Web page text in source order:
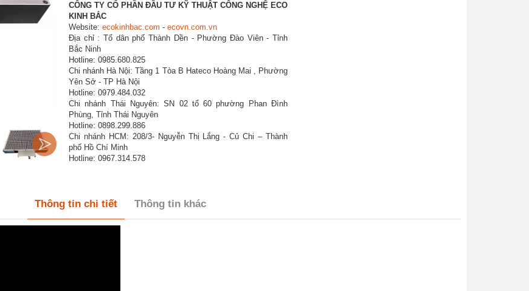
CÔNG TY CỔ PHẦN ĐẦU TƯ KỸ THUẬT CÔNG NGHỆ ECO
KINH BẮC
Website: ecokinhbac.com - ecovn.com.vn
Địa chỉ : Tổ dân phố Thành Dền - Phường Đào Viên - Tỉnh
Bắc Ninh
Hotline: 0985.680.825
Chi nhánh Hà Nội: Tầng 1 Tòa B Hateco Hoàng Mai , Phường
Yên Sở - TP Hà Nội
Hotline: 0979.484.032
Chi nhánh Thái Nguyên: SN 02 tổ 60 phường Phan Đình
Phùng, Tỉnh Thái Nguyên
Hotline: 0898.299.886
Chi nhánh HCM: 208/3- Nguyễn Thị Lắng - Củ Chi – Thành
phố Hồ Chí Minh
Hotline: 0967.314.578
Thông tin chi tiết Thông tin khác